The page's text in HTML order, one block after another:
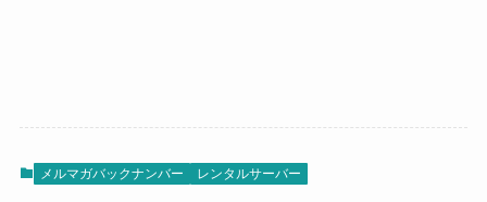
メルマガバックナンバー レンタルサーバー